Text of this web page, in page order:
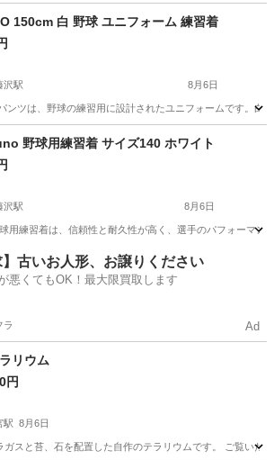
その他
IGNIO 150cm 白 野球 ユニフォーム 練習着
沢駅 8月6日
ンツは、野球の練習用に設計されたユニフォームです。
藤沢駅 その他 ユニフォーム
野球用練習着 サイズ140 ホワイト
沢駅 8月6日
球用練習着は、信頼性と耐久性が高く、選手のパフォーマ
藤沢駅 その他 ユニフォーム
】古いお人形、お譲りください
悪くてもOK！最大限買取します
ラ Ad
リウム
円
駅 8月6日
ガスと苔、石を配置した自作のテラリウムです。 ご覧いた